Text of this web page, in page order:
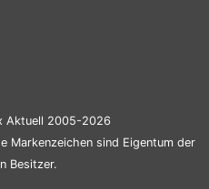
Aktuell 2005-2026
Markenzeichen sind Eigentum der
Besitzer.